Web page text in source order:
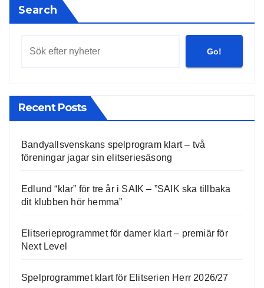
Search
Go!
Recent Posts
Bandyallsvenskans spelprogram klart – två
föreningar jagar sin elitseriesäsong
Edlund “klar” för tre år i SAIK – ”SAIK ska tillbaka
dit klubben hör hemma”
Elitserieprogrammet för damer klart – premiär för
Next Level
Spelprogrammet klart för Elitserien Herr 2026/27